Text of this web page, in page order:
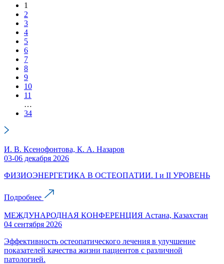
1
2
3
4
5
6
7
8
9
10
11
…
34
И. В. Ксенофонтова, К. А. Назаров
03-06 декабря 2026
ФИЗИОЭНЕРГЕТИКА В ОСТЕОПАТИИ. I и II УРОВЕНЬ
Подробнее
МЕЖДУНАРОДНАЯ КОНФЕРЕНЦИЯ Астана, Казахстан
04 сентября 2026
Эффективность остеопатического лечения в улучшение
показателей качества жизни пациентов с различной
патологией.